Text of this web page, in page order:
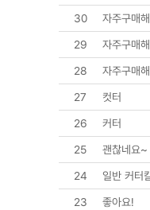
30 자주구매
29 자주구매
28 자주구매
27 컷터
26 커터
25 괜찮네요~
24 일반 커터
23 좋아요!